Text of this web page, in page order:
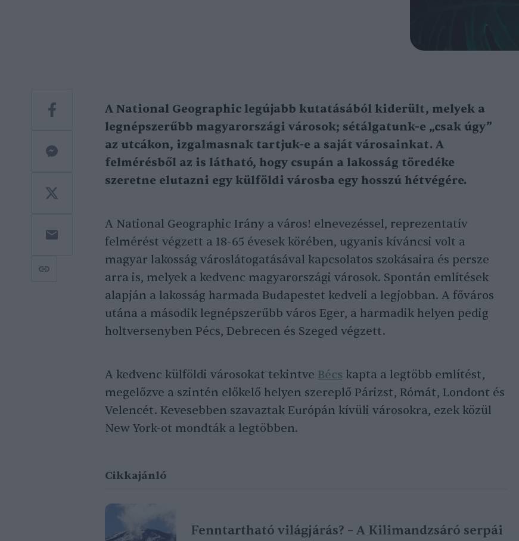
A National Geographic legújabb kutatásából kiderült, melyek a
legnépszerűbb magyarországi városok; sétálgatunk-e „csak úgy”
az utcákon, izgalmasnak tartjuk-e a saját városainkat. A
felmérésből az is látható, hogy csupán a lakosság töredéke
szeretne elutazni egy külföldi városba egy hosszú hétvégére.
A National Geographic Irány a város! elnevezéssel, reprezentatív
felmérést végzett a 18-65 évesek körében, ugyanis kíváncsi volt a
magyar lakosság városlátogatásával kapcsolatos szokásaira és persze
arra is, melyek a kedvenc magyarországi városok. Spontán említések
alapján a lakosság harmada Budapestet kedveli a legjobban. A főváros
utána a második legnépszerűbb város Eger, a harmadik helyen pedig
holtversenyben Pécs, Debrecen és Szeged végzett.
A kedvenc külföldi városokat tekintve Bécs kapta a legtöbb említést,
megelőzve a szintén előkelő helyen szereplő Párizst, Rómát, Londont és
Velencét. Kevesebben szavaztak Európán kívüli városokra, ezek közül
New York-ot mondták a legtöbben.
Cikkajánló
Fenntartható világjárás? – A Kilimandzsáró serpái